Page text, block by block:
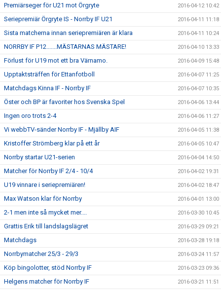
Premiärseger för U21 mot Örgryte 2016-04-12 10:42
Seriepremiär Örgryte IS - Norrby IF U21 2016-04-11 11:18
Sista matcherna innan seriepremiären är klara 2016-04-11 10:24
NORRBY IF P12.......MÄSTARNAS MÄSTARE! 2016-04-10 13:33
Förlust för U19 mot ett bra Värnamo. 2016-04-09 15:48
Upptaktsträffen för Ettanfotboll 2016-04-07 11:25
Matchdags Kinna IF - Norrby IF 2016-04-07 10:35
Öster och BP är favoriter hos Svenska Spel 2016-04-06 13:44
Ingen oro trots 2-4 2016-04-06 11:27
Vi webbTV-sänder Norrby IF - Mjällby AIF 2016-04-05 11:38
Kristoffer Strömberg klar på ett år 2016-04-05 10:47
Norrby startar U21-serien 2016-04-04 14:50
Matcher för Norrby IF 2/4 - 10/4 2016-04-02 19:31
U19 vinnare i seriepremiären! 2016-04-02 18:47
Max Watson klar för Norrby 2016-04-01 13:00
2-1 men inte så mycket mer.... 2016-03-30 10:45
Grattis Erik till landslagslägret 2016-03-29 09:21
Matchdags 2016-03-28 19:18
Norrbymatcher 25/3 - 29/3 2016-03-24 11:57
Köp bingolotter, stöd Norrby IF 2016-03-23 09:36
Helgens matcher för Norrby IF 2016-03-21 11:51